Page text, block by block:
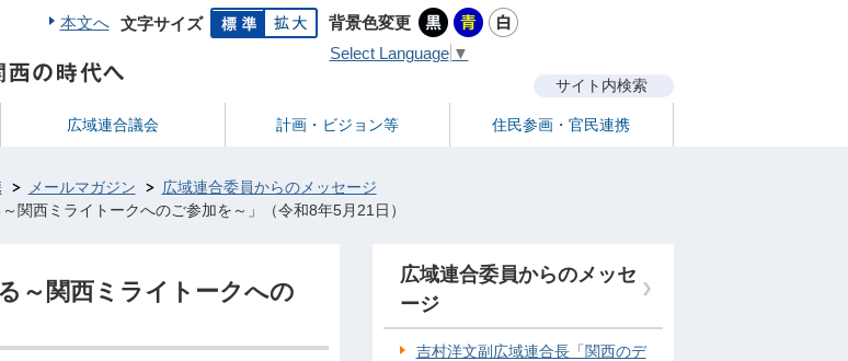
本文へ 文字サイズ
背景色変更
Select Language ▼
サイト内検索
広域連合議会 計画・ビジョン等 住民参画・官民連携
メールマガジン
広域連合委員からのメッセージ
関西ミライトークへのご参加を～」（令和8年5月21日）
～関西ミライトークへの
広域連合委員からのメッセ
ージ
吉村洋文副広域連合長「関西のデ